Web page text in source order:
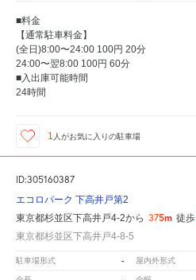
■料金
【通常駐車料金】
(全日)8:00〜24:00 100円 20分
24:00〜翌8:00 100円 60分
■入出庫可能時間
24時間
1 人がお気に入りの駐車場
ID:305160387
エコロパーク 下高井戸第2
東京都杉並区下高井戸4-2から 375m 徒歩
東京都杉並区下高井戸4-8-5
駐車場形式 - 屋内外形式